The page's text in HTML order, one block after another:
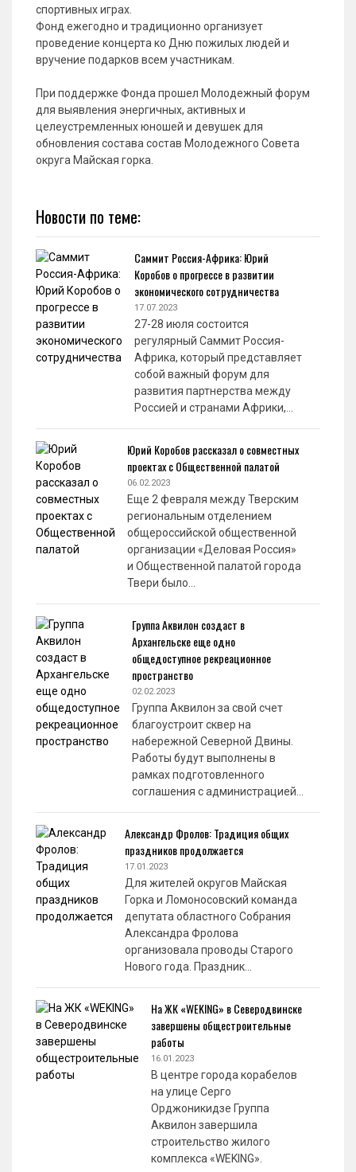
спортивных играх.
Фонд ежегодно и традиционно организует
проведение концерта ко Дню пожилых людей и
вручение подарков всем участникам.
При поддержке Фонда прошел Молодежный форум
для выявления энергичных, активных и
целеустремленных юношей и девушек для
обновления состава состав Молодежного Совета
округа Майская горка.
Новости по теме:
Саммит Россия-Африка: Юрий
Коробов о прогрессе в развитии
экономического сотрудничества
17.07.2023
27-28 июля состоится
регулярный Саммит Россия-
Африка, который представляет
собой важный форум для
развития партнерства между
Россией и странами Африки,…
Юрий Коробов рассказал о совместных
проектах с Общественной палатой
06.02.2023
Еще 2 февраля между Тверским
региональным отделением
общероссийской общественной
организации «Деловая Россия»
и Общественной палатой города
Твери было…
Группа Аквилон создаст в
Архангельске еще одно
общедоступное рекреационное
пространство
02.02.2023
Группа Аквилон за свой счет
благоустроит сквер на
набережной Северной Двины.
Работы будут выполнены в
рамках подготовленного
соглашения с администрацией…
Александр Фролов: Традиция общих
праздников продолжается
17.01.2023
Для жителей округов Майская
Горка и Ломоносовский команда
депутата областного Собрания
Александра Фролова
организовала проводы Старого
Нового года. Праздник…
На ЖК «WEKING» в Северодвинске
завершены общестроительные
работы
16.01.2023
В центре города корабелов
на улице Серго
Орджоникидзе Группа
Аквилон завершила
строительство жилого
комплекса «WEKING».